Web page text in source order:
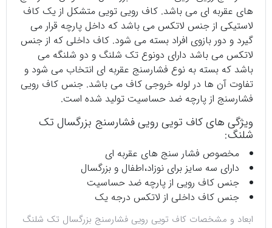
های عقربه ای می باشد. کاف رویی تویی متشکل از یک کاف
لاستیکی از جنس لاتکس می باشد که داخل پارچه قرار می
گیرد و دور بازوی افراد بسته می شود. کاف داخلی که از جنس
لاتکس می باشد دارای دونوع تک شلنگ و دو شلنگه می
باشد که بسته به نوع فشارسنج عقربه ای انتخاب می شود و
تفاوت آن ها در لوله خروجی کاف می باشد. جنس کاف رویی
فشارسنج از پارچه ضد حساسیت تولید شده است.
ویژگی های کاف تویی رویی فشارسنج بزرگسال تک
شلنگ:
مخصوص فشار سنج های عقربه ای
دارای سه سایز برای نوزاد،اطفال و بزرگسال
جنس کاف رویی از پارچه ضد حساسیت
جنس کاف داخلی از لاتکس درجه یک
ابعاد و مشخصات کاف تویی رویی فشارسنج بزرگسال تک شلنگ